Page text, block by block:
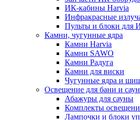
ИК-кабины Harvia
Инфракрасные
Пульты и блоки для
Камни, чугунные ядра
Камни Harvia
Камни SAWO
Камни Радуга
Камни для виски
Чугунные ядра и
Освещение для бани и
Абажуры для сауны
Комплекты
Лампочки и блоки